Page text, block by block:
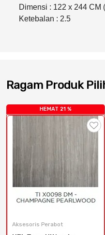
Dimensi : 122 x 244 CM
Ketebalan : 2.5
Ragam Produk
HEMAT 21 %
Aksesoris Perabot